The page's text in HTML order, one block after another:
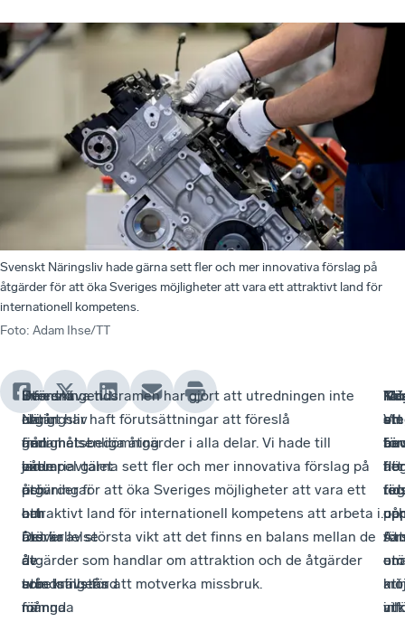
Svenskt Näringsliv hade gärna sett fler och mer innovativa förslag på
åtgärder för att öka Sveriges möjligheter att vara ett attraktivt land för
internationell kompetens.
Foto: Adam Ihse/TT
Inför
en
rimlighetsbedömning
vid
prövningar
om
återkallelse
av
arbetstillstånd
för
Svenskt
Näringsliv
ger
både
ris
och
ros
åt
utredningens
många
Utredningen
utgår
från
januariavtalet
och
har
utöver
de
två
nämnda
Den snäva tidsramen har gjort att utredningen inte
riktigt har haft förutsättningar att föreslå
ändamålsenliga åtgärder i alla delar. Vi hade till
exempel gärna sett fler och mer innovativa förslag på
åtgärder för att öka Sveriges möjligheter att vara ett
attraktivt land för internationell kompetens att arbeta i.
Det är av största vikt att det finns en balans mellan de
åtgärder som handlar om attraktion och de åtgärder
som krävs för att motverka missbruk.
är
att
om
att
fler
Att
att
Vi
på
om
att